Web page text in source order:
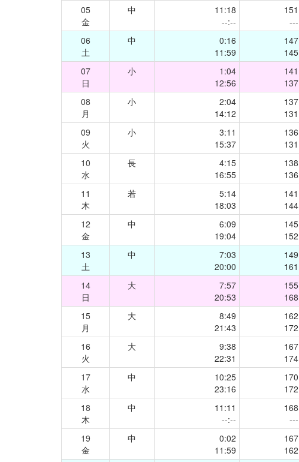
05
金
中
11:18
--:--
151
---
06
土
中
0:16
11:59
147
145
07
日
小
1:04
12:56
141
137
08
月
小
2:04
14:12
137
131
09
火
小
3:11
15:37
136
131
10
水
長
4:15
16:55
138
136
11
木
若
5:14
18:03
141
144
12
金
中
6:09
19:04
145
152
13
土
中
7:03
20:00
149
161
14
日
大
7:57
20:53
155
168
15
月
大
8:49
21:43
162
172
16
火
大
9:38
22:31
167
174
17
水
中
10:25
23:16
170
172
18
木
中
11:11
--:--
168
---
19
金
中
0:02
11:59
167
162